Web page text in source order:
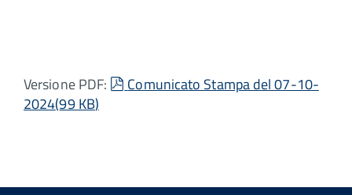
Versione PDF: pdf
Comunicato Stampa del 07-10-
2024(99 KB)